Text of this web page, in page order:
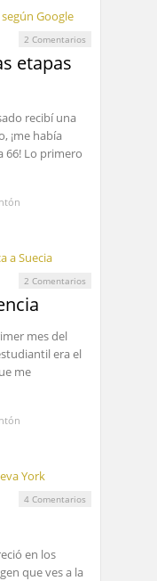
2 Comentarios
etapas
recibí una
¡me había
66! Lo primero
2 Comentarios
mes del
era el
me
4 Comentarios
en los
que ves a la